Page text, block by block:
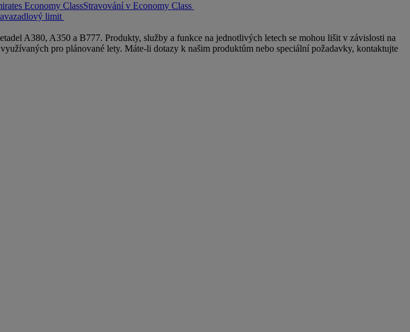
Economy ClassStravování v Economy Class
limit
A380, A350 a B777. Produkty, služby a funkce na jednotlivých letech se mohou lišit v závislosti na
pro plánované lety. Máte-li dotazy k našim produktům nebo speciální požadavky, kontaktujte